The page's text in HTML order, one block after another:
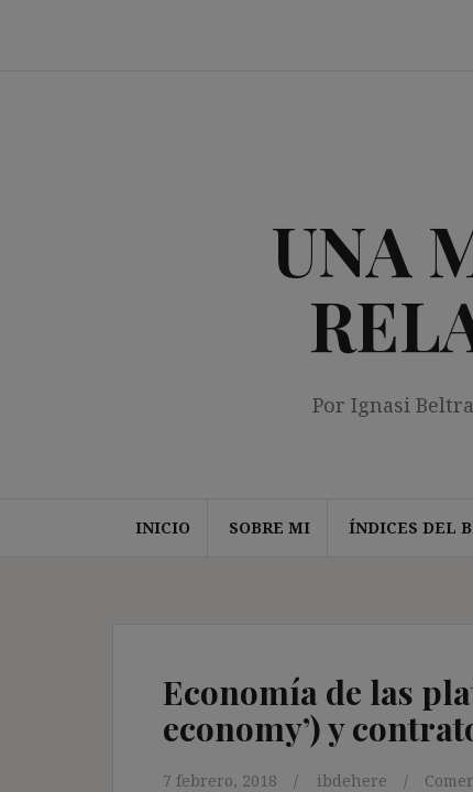
UNA
Por Ignasi
INICIO SOBRE MI ÍNDICES DEL
Economía de las
economy’) y
7 febrero, 2018 ibdehere